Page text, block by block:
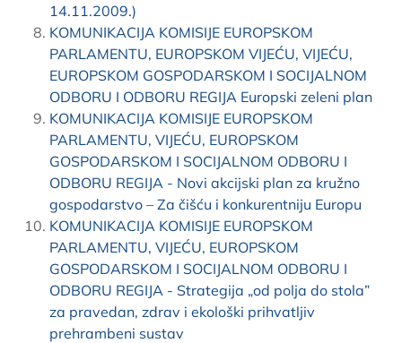
14.11.2009.)
KOMUNIKACIJA KOMISIJE EUROPSKOM
PARLAMENTU, EUROPSKOM VIJEĆU, VIJEĆU,
EUROPSKOM GOSPODARSKOM I SOCIJALNOM
ODBORU I ODBORU REGIJA Europski zeleni plan
KOMUNIKACIJA KOMISIJE EUROPSKOM
PARLAMENTU, VIJEĆU, EUROPSKOM
GOSPODARSKOM I SOCIJALNOM ODBORU I
ODBORU REGIJA - Novi akcijski plan za kružno
gospodarstvo – Za čišću i konkurentniju Europu
KOMUNIKACIJA KOMISIJE EUROPSKOM
PARLAMENTU, VIJEĆU, EUROPSKOM
GOSPODARSKOM I SOCIJALNOM ODBORU I
ODBORU REGIJA - Strategija „od polja do stola”
za pravedan, zdrav i ekološki prihvatljiv
prehrambeni sustav